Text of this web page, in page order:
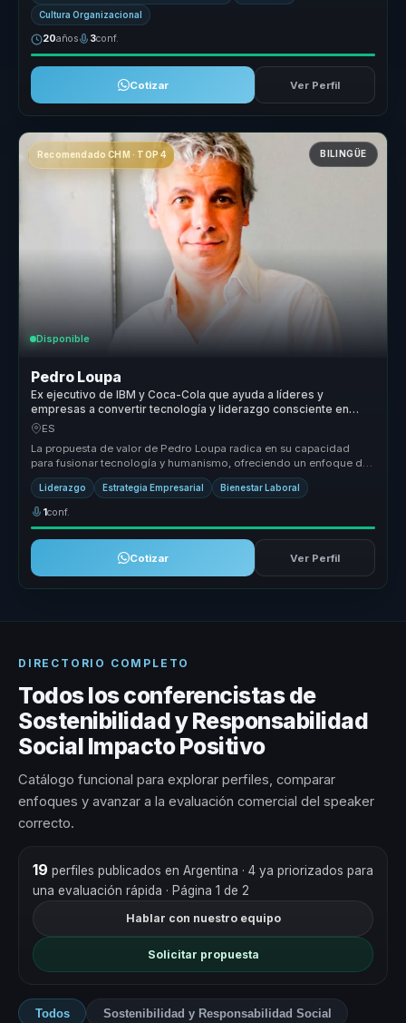
Cultura Organizacional
20años 3conf.
Cotizar Ver Perfil
Recomendado CHM · TOP 4 BILINGÜE
Disponible
Pedro Loupa
Ex ejecutivo de IBM y Coca-Cola que ayuda a líderes y
empresas a convertir tecnología y liderazgo consciente en
bienestar, compromiso y sostenibilidad.
ES
La propuesta de valor de Pedro Loupa radica en su capacidad
para fusionar tecnología y humanismo, ofreciendo un enfoque de
liderazgo que ...
Liderazgo Estrategia Empresarial Bienestar Laboral
1conf.
Cotizar Ver Perfil
DIRECTORIO COMPLETO
Todos los conferencistas de
Sostenibilidad y Responsabilidad
Social Impacto Positivo
Catálogo funcional para explorar perfiles, comparar
enfoques y avanzar a la evaluación comercial del speaker
correcto.
19 perfiles publicados en Argentina · 4 ya priorizados para
una evaluación rápida · Página 1 de 2
Hablar con nuestro equipo
Solicitar propuesta
Todos Sostenibilidad y Responsabilidad Social